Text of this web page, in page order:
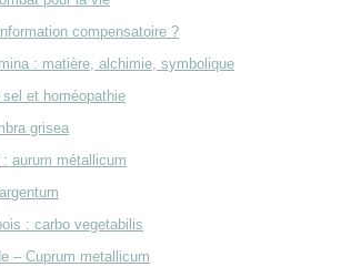
compensatoire ?
: matière, alchimie, symbolique
et homéopathie
grisea
: aurum métallicum
: carbo vegetabilis
– Cuprum metallicum